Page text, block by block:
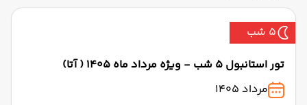
5 شب
تور استانبول 5 شب - ویژه مرداد ماه 1405 ( آتا)
مرداد 1405